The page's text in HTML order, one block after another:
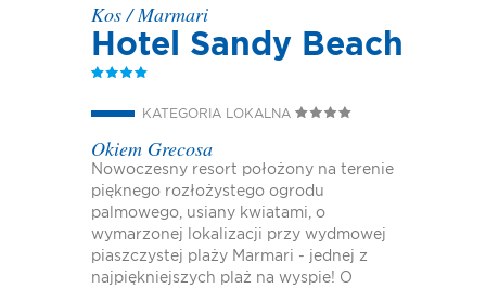
Kos/Marmari
Hotel Sandy Beach
KATEGORIA LOKALNA
Okiem Grecosa
Nowoczesny resort położony na terenie
pięknego rozłożystego ogrodu
palmowego, usiany kwiatami, o
wymarzonej lokalizacji przy wydmowej
piaszczystej plaży Marmari - jednej z
najpiękniejszych plaż na wyspie! O